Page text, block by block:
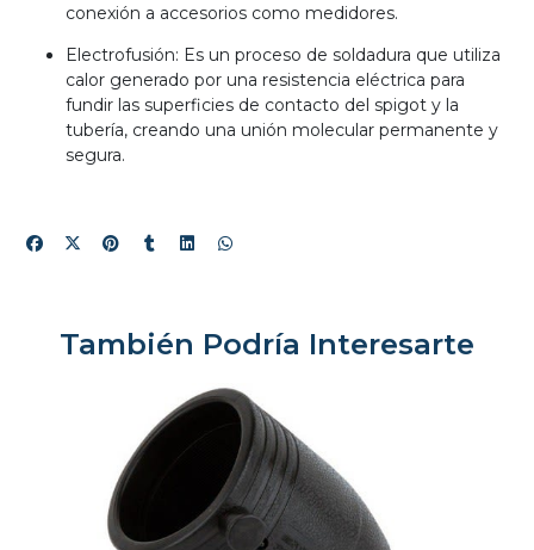
conexión a accesorios como medidores.
Electrofusión: Es un proceso de soldadura que utiliza
calor generado por una resistencia eléctrica para
fundir las superficies de contacto del spigot y la
tubería, creando una unión molecular permanente y
segura.
También Podría Interesarte